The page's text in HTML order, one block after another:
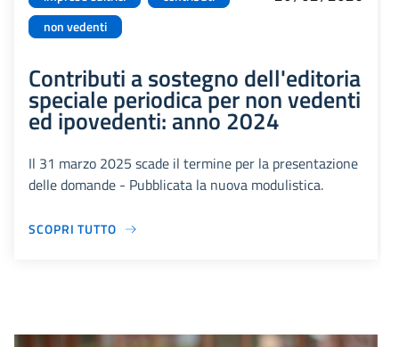
non vedenti
Contributi a sostegno dell'editoria
speciale periodica per non vedenti
ed ipovedenti: anno 2024
Il 31 marzo 2025 scade il termine per la presentazione
delle domande - Pubblicata la nuova modulistica.
SCOPRI TUTTO